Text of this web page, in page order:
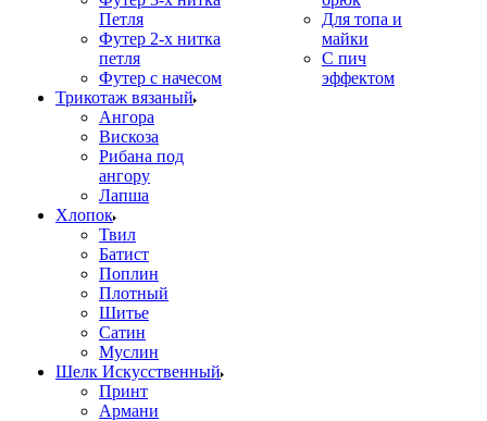
Петля
Футер 2-х нитка
петля
Футер с начесом
Трикотаж вязаный
Ангора
Вискоза
Рибана под
ангору
Лапша
Хлопок
Твил
Батист
Поплин
Плотный
Шитье
Сатин
Муслин
Шелк Искусственный
Принт
Армани
Для топа и
майки
С пич
эффектом